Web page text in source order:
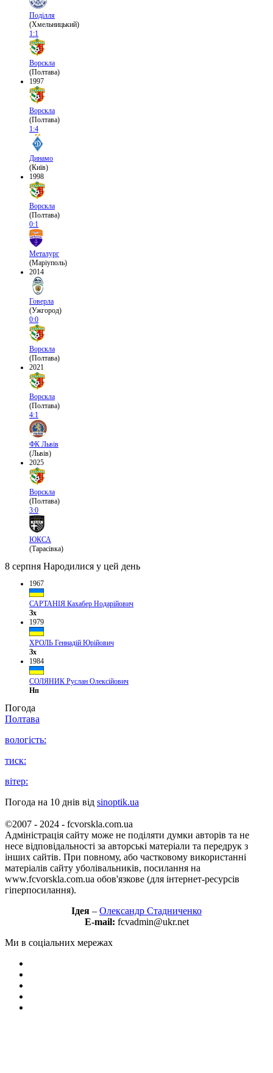
Поділля
(Хмельницький)
1:1
Ворскла
(Полтава)
1997
Ворскла
(Полтава)
1:4
Динамо
(Київ)
1998
Ворскла
(Полтава)
0:1
Металург
(Маріуполь)
2014
Говерла
(Ужгород)
0:0
Ворскла
(Полтава)
2021
Ворскла
(Полтава)
4:1
ФК Львів
(Львів)
2025
Ворскла
(Полтава)
3:0
ЮКСА
(Тарасівка)
8 серпня Народилися у цей день
1967
САРТАНІЯ Кахабер Нодарійович
Зх
1979
ХРОЛЬ Геннадій Юрійович
Зх
1984
СОЛЯНИК Руслан Олексійович
Нп
Погода
Полтава
вологість:
тиск:
вітер:
Погода на 10 днів від sinoptik.ua
©2007 - 2024 - fcvorskla.com.ua
Адміністрація сайту може не поділяти думки авторів та не
несе відповідальності за авторські матеріали та передрук з
інших сайтів. При повному, або частковому використанні
матеріалів сайту уболівальників, посилання на
www.fcvorskla.com.ua обов'язкове (для інтернет-ресурсів
гіперпосилання).
Ідея – Олександр Стадниченко
E-mail: fcvadmin@ukr.net
Ми в соціальних мережах